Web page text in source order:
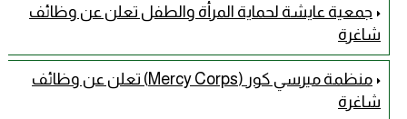
جمعية عايشة لحماية المرأة والطفل تعلن عن وظائف
شاغرة
منظمة ميرسي كور (Mercy Corps) تعلن عن وظائف
شاغرة